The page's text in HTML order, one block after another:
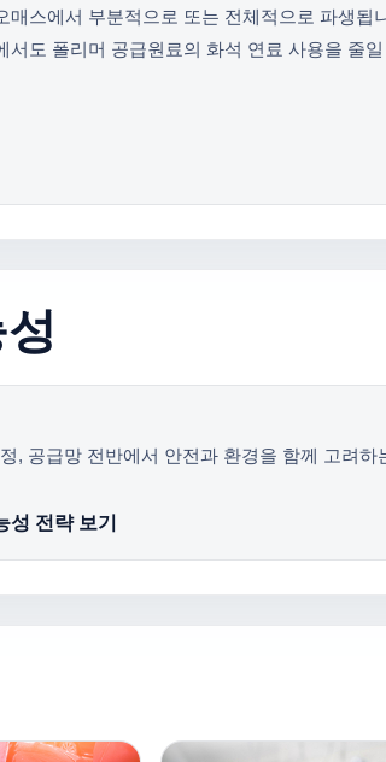
매스에서 부분적으로 또는 전체적으로 파생됩
서도 폴리머 공급원료의 화석 연료 사용을 줄
, 공급망 전반에서 안전과 환경을 함께 고려
전략 보기